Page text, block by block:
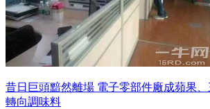
昔日巨頭黯然離場 電子零部件廠成蘋果
轉向調味料